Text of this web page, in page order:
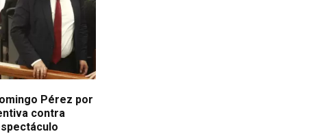
Pérez por
contra